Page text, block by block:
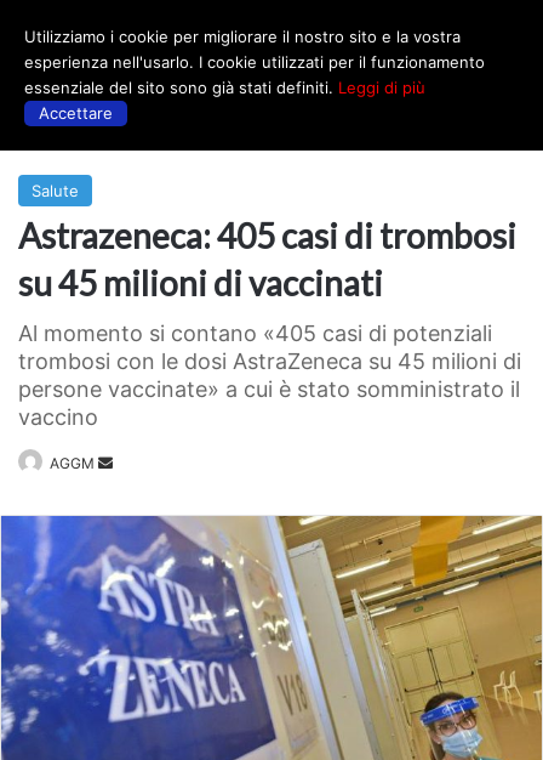
Salute
Astrazeneca: 405 casi di trombosi
su 45 milioni di vaccinati
Al momento si contano «405 casi di potenziali
trombosi con le dosi AstraZeneca su 45 milioni di
persone vaccinate» a cui è stato somministrato il
vaccino
AGGM
Invia
Utilizziamo i cookie per migliorare il nostro sito e la vostra
esperienza nell'usarlo. I cookie utilizzati per il funzionamento
essenziale del sito sono già stati definiti. Leggi di più
Accettare